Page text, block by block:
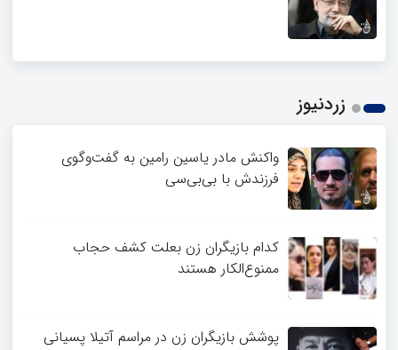
زردنیوز
واکنش مادر یاسین رامین به گفت‌وگوی
فرزندش با بی‌بی‌سی
کدام بازیگران زن بعلت کشف حجاب
ممنوع‌الکار هستند
پوشش بازیگران زن در مراسم آتیلا پسیانی